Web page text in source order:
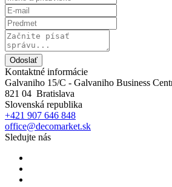
Odoslať
Kontaktné informácie
Galvaniho 15/C - Galvaniho Business
821 04 Bratislava
Slovenská republika
+421 907 646 848
office@decomarket.sk
Sledujte nás